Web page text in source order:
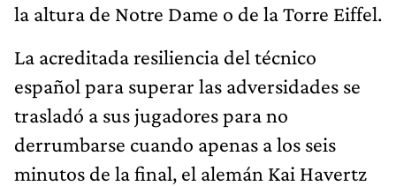
la altura de Notre Dame o de la Torre Eiffel.
La acreditada resiliencia del técnico
español para superar las adversidades se
trasladó a sus jugadores para no
derrumbarse cuando apenas a los seis
minutos de la final, el alemán Kai Havertz